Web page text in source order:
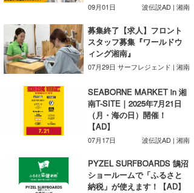
09月01日 波伝説AD | 湘南
募集終了【求人】フロント
スタッフ募集『ワールドウ
ィング湘南』
07月29日 サーフレジェンド | 湘南
SEABORNE MARKET in 湘
南T-SITE｜2025年7月21日
（月・海の日）開催！
【AD】
07月17日 波伝説AD | 湘南
PYZEL SURFBOARDS 鵠沼
ショールームで「ふるさと
納税」が使えます！【AD】
MIN
mitz
OYZ
S.K
Soulman
VAGY
waka☆=